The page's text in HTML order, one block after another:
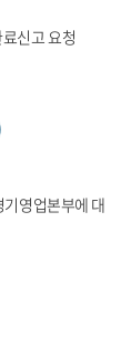
신고 요청
영업본부에 대